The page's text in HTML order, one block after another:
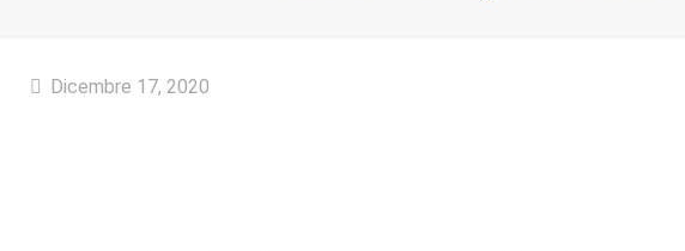
Dicembre 17, 2020